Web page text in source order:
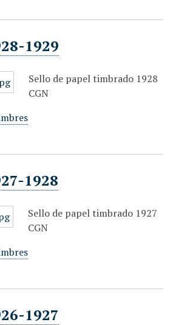
1929
Sello de papel timbrado 1928
CGN
1928
Sello de papel timbrado 1927
CGN
1927